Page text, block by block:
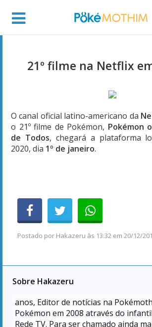
21º filme na Netflix
O canal oficial latino-americano da
o 21º filme de Pokémon, Pokémon
de Todos, chegará a plataforma
2020, dia 1º de janeiro.
Postado por Hakazeru às 13:32 em 20/12/
Sobre Hakazeru
anos, Editor de notícias na
Pokémon em 2008 através do
Rede TV. Para ser chamado ainda